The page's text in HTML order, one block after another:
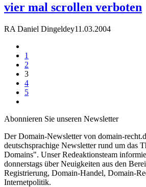
vier mal scrollen verboten
RA Daniel Dingeldey11.03.2004
1
2
3
4
5
Abonnieren Sie unseren Newsletter
Der Domain-Newsletter von domain-
deutschsprachige Newsletter rund um das
Domains". Unser Redeaktionsteam
donnerstags über Neuigkeiten aus den
Registrierung, Domain-Handel, Domain-
Internetpolitik.